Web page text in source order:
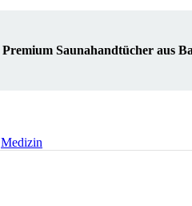
Premium Saunahandtücher aus
Medizin